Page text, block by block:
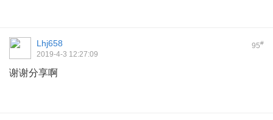
95#
Lhj658
2019-4-3 12:27:09
谢谢分享啊